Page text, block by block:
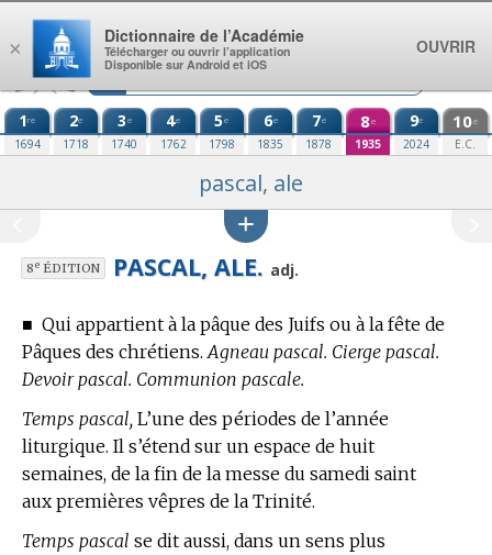
Aller au contenu
1re
1694
2e
1718
3e
1740
4e
1762
5e
1798
6e
1835
7e
1878
8e
1935
9e
2024
10e
E.C.
pascal, ale
8eÉDITION PASCAL, ALE. adj.
■ Qui appartient à la pâque des Juifs ou à la fête de
Pâques des chrétiens. Agneau pascal. Cierge pascal.
Devoir pascal. Communion pascale.
Temps pascal, L’une des périodes de l’année
liturgique. Il s’étend sur un espace de huit
semaines, de la fin de la messe du samedi saint
aux premières vêpres de la Trinité.
Temps pascal se dit aussi, dans un sens plus
×
Dictionnaire de l’Académie
Télécharger ou ouvrir l’application
Disponible sur Android et iOS
OUVRIR